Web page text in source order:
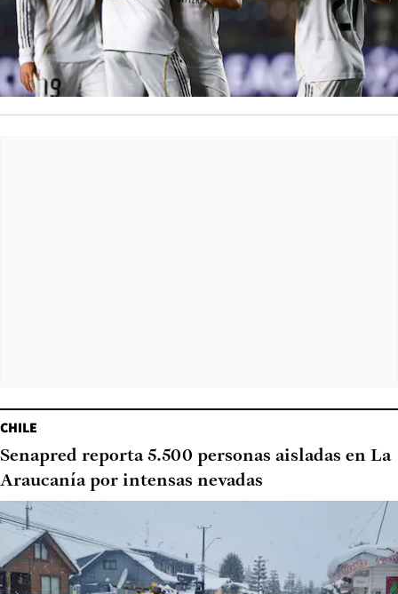
CHILE
Senapred reporta 5.500 personas aisladas en La
Araucanía por intensas nevadas